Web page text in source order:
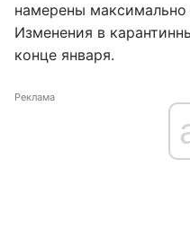
намерены максимально
Изменения в
конце января.
Реклама